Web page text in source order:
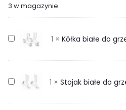
3 w magazynie
K
k
1 × Kółka białe do
S
1 × Stojak białe do